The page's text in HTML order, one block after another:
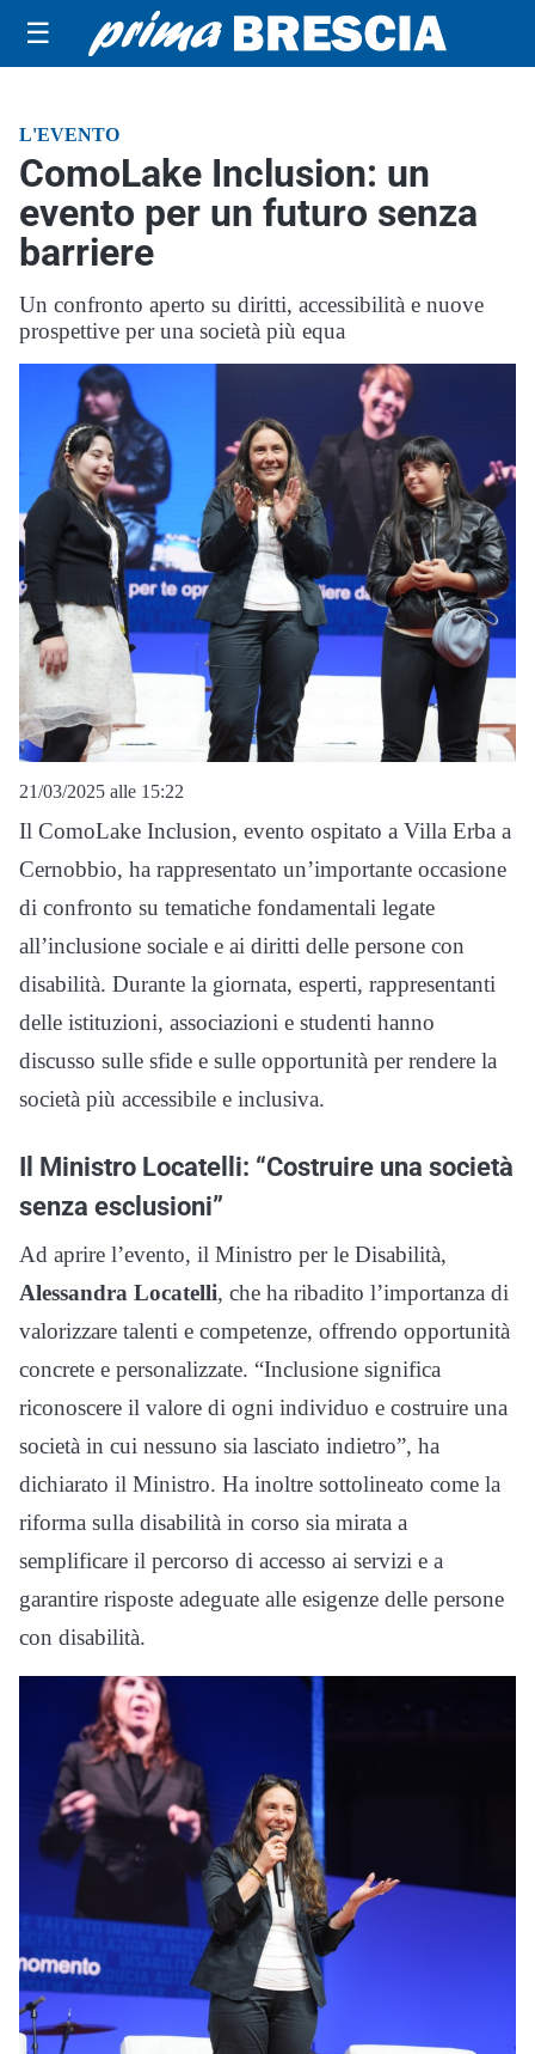
☰
L'EVENTO
ComoLake Inclusion: un
evento per un futuro senza
barriere
Un confronto aperto su diritti, accessibilità e nuove
prospettive per una società più equa
21/03/2025 alle 15:22
Il ComoLake Inclusion, evento ospitato a Villa Erba a
Cernobbio, ha rappresentato un’importante occasione
di confronto su tematiche fondamentali legate
all’inclusione sociale e ai diritti delle persone con
disabilità. Durante la giornata, esperti, rappresentanti
delle istituzioni, associazioni e studenti hanno
discusso sulle sfide e sulle opportunità per rendere la
società più accessibile e inclusiva.
Il Ministro Locatelli: “Costruire una società
senza esclusioni”
Ad aprire l’evento, il Ministro per le Disabilità,
Alessandra Locatelli, che ha ribadito l’importanza di
valorizzare talenti e competenze, offrendo opportunità
concrete e personalizzate. “Inclusione significa
riconoscere il valore di ogni individuo e costruire una
società in cui nessuno sia lasciato indietro”, ha
dichiarato il Ministro. Ha inoltre sottolineato come la
riforma sulla disabilità in corso sia mirata a
semplificare il percorso di accesso ai servizi e a
garantire risposte adeguate alle esigenze delle persone
con disabilità.